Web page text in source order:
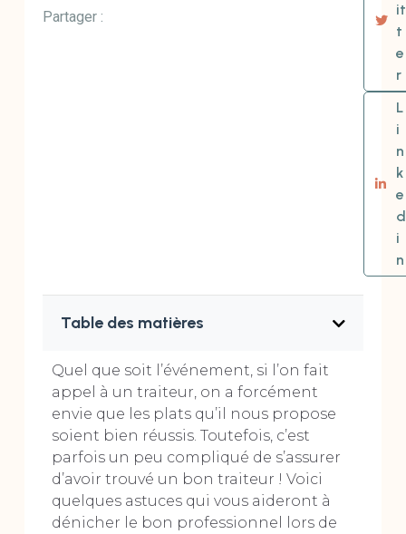
Partager :
it
t
e
r
L
i
n
k
e
d
i
n
Table des matières
Quel que soit l’événement, si l’on fait
appel à un traiteur, on a forcément
envie que les plats qu’il nous propose
soient bien réussis. Toutefois, c’est
parfois un peu compliqué de s’assurer
d’avoir trouvé un bon traiteur ! Voici
quelques astuces qui vous aideront à
dénicher le bon professionnel lors de